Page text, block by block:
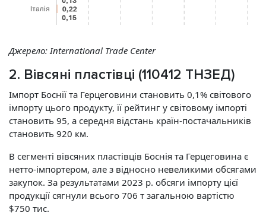
Джерело: International Trade Center
2. Вівсяні пластівці (110412 ТНЗЕД)
Імпорт Боснії та Герцеговини становить 0,1% світового
імпорту цього продукту, її рейтинг у світовому імпорті
становить 95, а середня відстань країн-постачальників
становить 920 км.
В сегменті вівсяних пластівців Боснія та Герцеговина є
нетто-імпортером, але з відносно невеликими обсягами
закупок. За результатами 2023 р. обсяги імпорту цієї
продукції сягнули всього 706 т загальною вартістю
$750 тис.